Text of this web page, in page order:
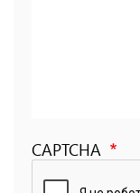
CAPTCHA